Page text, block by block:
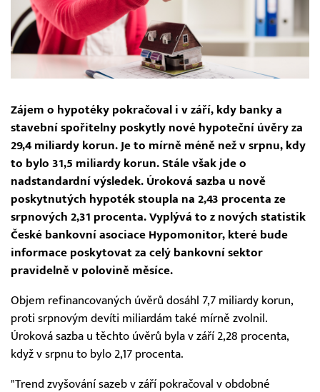
Zájem o hypotéky pokračoval i v září, kdy banky a
stavební spořitelny poskytly nové hypoteční úvěry za
29,4 miliardy korun. Je to mírně méně než v srpnu, kdy
to bylo 31,5 miliardy korun. Stále však jde o
nadstandardní výsledek. Úroková sazba u nově
poskytnutých hypoték stoupla na 2,43 procenta ze
srpnových 2,31 procenta. Vyplývá to z nových statistik
České bankovní asociace Hypomonitor, které bude
informace poskytovat za celý bankovní sektor
pravidelně v polovině měsíce.
Objem refinancovaných úvěrů dosáhl 7,7 miliardy korun,
proti srpnovým devíti miliardám také mírně zvolnil.
Úroková sazba u těchto úvěrů byla v září 2,28 procenta,
když v srpnu to bylo 2,17 procenta.
"Trend zvyšování sazeb v září pokračoval v obdobné